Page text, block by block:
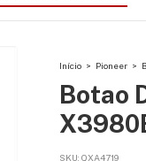
Início > Pioneer >
Botao
SKU: QXA4719